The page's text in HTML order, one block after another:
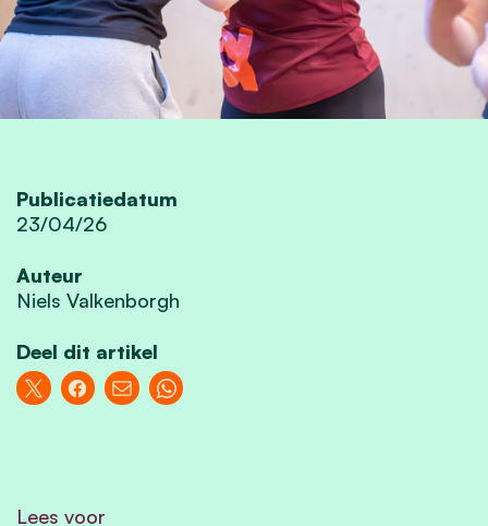
Publicatiedatum
23/04/26
Auteur
Niels Valkenborgh
Deel dit artikel
Lees voor